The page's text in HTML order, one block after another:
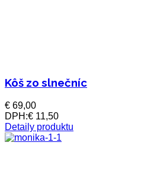
Kôš zo slnečníc
€ 69,00
DPH:€ 11,50
Detaily produktu